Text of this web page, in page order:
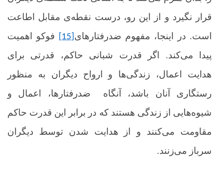
قرار نگیرد و از این رو، درست نقطه‌ی مقابل اطاعت
است. در اینجا، مفهوم ضدرفتارهای
فوکو اهمیت
پیدا می‌کند. اگر قدرت شبانی حاکم، قدرتی برای
هدایت اعمال، زندگی‌ها و ارواح دیگران به منظور
رستگاری آنان باشد، آنگاه ضدرفتارها، اعمال و
شیوه‌هایی از زندگی هستند که در برابر این قدرت حاکم
مقاومت می‌کنند و از هدایت شدن توسط دیگران
سرباز می‌زنند.